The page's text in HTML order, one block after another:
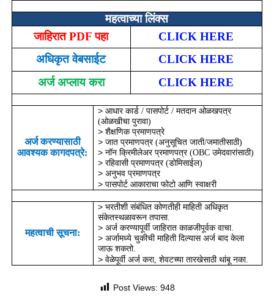
महत्वाच्या लिंक्स
जाहिरातPDFपहा
CLICK HERE
अधिकृत वेबसाईट
CLICK HERE
अर्ज अप्लाय करा
CLICK HERE
अर्ज करण्यासाठी
आवश्यक कागदपत्रे:
˃आधार कार्ड / पासपोर्ट / मतदान ओळखपत्र
(ओळखीचा पुरावा)
˃शैक्षणिक प्रमाणपत्रे
˃जात प्रमाणपत्र (अनुसूचित जाती/जमातीसाठी)
˃नॉन क्रिमीलेअर प्रमाणपत्र (OBCउमेदवारांसाठी)
˃रहिवासी प्रमाणपत्र (डोमिसाईल)
˃अनुभव प्रमाणपत्र
˃पासपोर्ट आकाराचा फोटो आणि स्वाक्षरी
महत्वाची सूचना:
˃भरतीशी संबंधित कोणतीही माहिती अधिकृत
संकेतस्थळावरून तपासा.
˃अर्ज करण्यापूर्वी जाहिरात काळजीपूर्वक वाचा.
˃अर्जामध्ये चुकीची माहिती दिल्यास अर्ज बाद केला
जाऊ शकतो.
˃वेळेपूर्वी अर्ज करा,शेवटच्या तारखेसाठी थांबू नका.
Post Views: 948